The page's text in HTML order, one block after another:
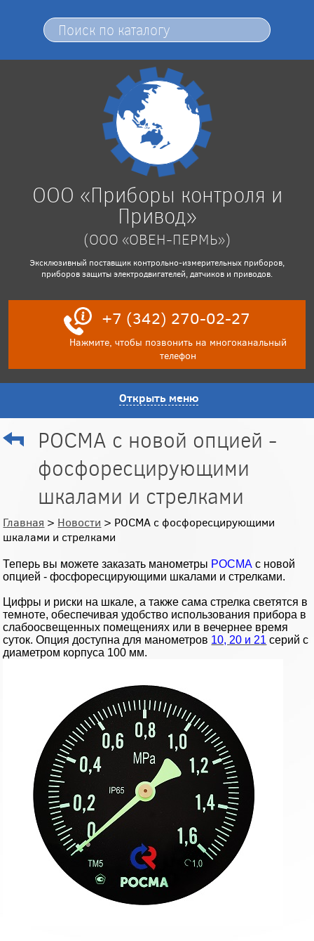
ООО «Приборы контроля и
Привод»
(ООО «ОВЕН-ПЕРМЬ»)
Эксклюзивный поставщик контрольно-измерительных приборов,
приборов защиты электродвигателей, датчиков и приводов.
+7 (342) 270-02-27
Нажмите, чтобы позвонить на многоканальный
телефон
Открыть меню
РОСМА с новой опцией -
фосфоресцирующими
шкалами и стрелками
Главная > Новости > РОСМА с фосфоресцирующими
шкалами и стрелками
Теперь вы можете заказать манометры РОСМА с новой
опцией - фосфоресцирующими шкалами и стрелками.
Цифры и риски на шкале, а также сама стрелка светятся в
темноте, обеспечивая удобство использования прибора в
слабоосвещенных помещениях или в вечернее время
суток. Опция доступна для манометров 10, 20 и 21 серий с
диаметром корпуса 100 мм.